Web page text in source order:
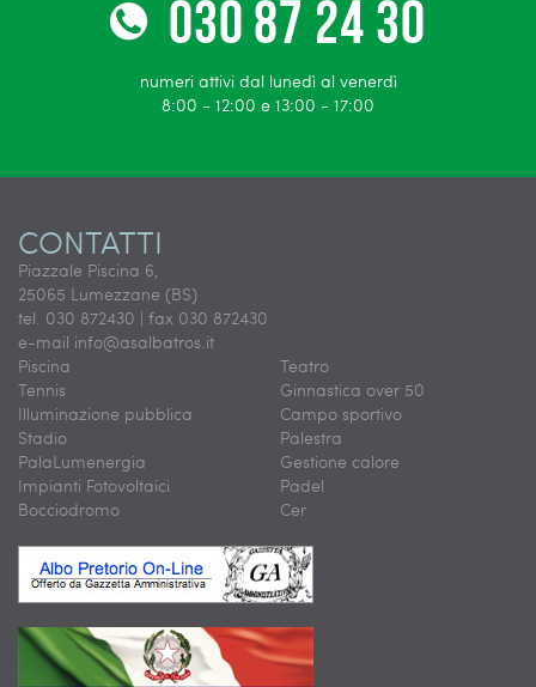
numeri attivi dal lunedì al venerdì
8:00 - 12:00 e 13:00 - 17:00
CONTATTI
Piazzale Piscina 6,
25065 Lumezzane (BS)
tel. 030 872430 | fax 030 872430
e-mail info@asalbatros.it
Piscina
Tennis
Illuminazione pubblica
Stadio
PalaLumenergia
Impianti Fotovoltaici
Bocciodromo
Teatro
Ginnastica over 50
Campo sportivo
Palestra
Gestione calore
Padel
Cer